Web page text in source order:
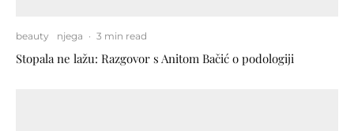
beauty njega · 3 min read
Stopala ne lažu: Razgovor s Anitom Bačić o podologiji